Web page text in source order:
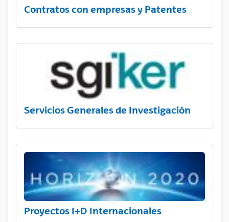
Contratos con empresas y Patentes
Servicios Generales de Investigación
Proyectos I+D Internacionales